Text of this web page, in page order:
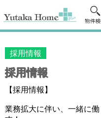
採用情報
採用情報
【採用情報】
業務拡大に伴い、一緒に